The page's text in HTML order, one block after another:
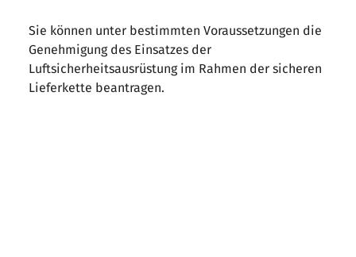
Sie können unter bestimmten Voraussetzungen die
Genehmigung des Einsatzes der
Luftsicherheitsausrüstung im Rahmen der sicheren
Lieferkette beantragen.